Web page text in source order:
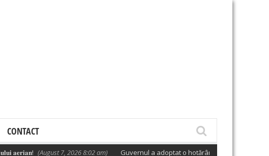
CONTACT
(August 7, 2026 8:02 am) Guvernul a adoptat o hotărâre care aprobă planurile de